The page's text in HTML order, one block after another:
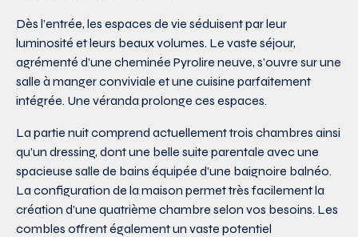
Dès l’entrée, les espaces de vie séduisent par leur
luminosité et leurs beaux volumes. Le vaste séjour,
agrémenté d’une cheminée Pyrolire neuve, s’ouvre sur une
salle à manger conviviale et une cuisine parfaitement
intégrée. Une véranda prolonge ces espaces.
La partie nuit comprend actuellement trois chambres ainsi
qu’un dressing, dont une belle suite parentale avec une
spacieuse salle de bains équipée d’une baignoire balnéo.
La configuration de la maison permet très facilement la
création d’une quatrième chambre selon vos besoins. Les
combles offrent également un vaste potentiel